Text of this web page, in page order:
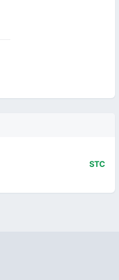
STC